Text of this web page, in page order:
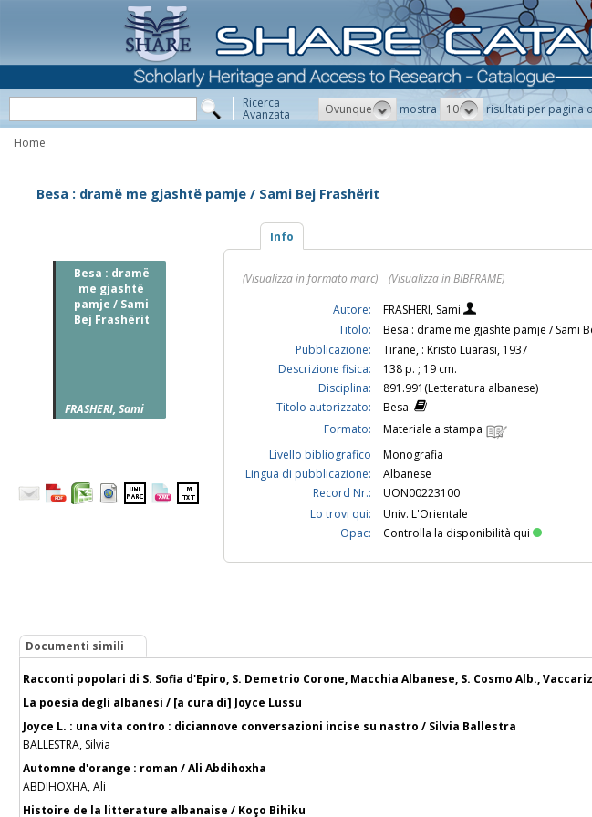
Ricerca
Avanzata Ovunque mostra 10 risultati per pagina
Home
Besa : dramë me gjashtë pamje / Sami Bej Frashërit
Besa : dramë
me gjashtë
pamje / Sami
Bej Frashërit
FRASHERI, Sami
Info
(Visualizza in formato marc)
(Visualizza in BIBFRAME)
Autore:
FRASHERI, Sami
Titolo:
Besa : dramë me gjashtë pamje / Sami
Pubblicazione:
Tiranë, : Kristo Luarasi, 1937
Descrizione fisica:
138 p. ; 19 cm.
Disciplina:
891.991(Letteratura albanese)
Titolo autorizzato:
Besa
Formato:
Materiale a stampa
Livello bibliografico
Monografia
Lingua di pubblicazione:
Albanese
Record Nr.:
UON00223100
Lo trovi qui:
Univ. L'Orientale
Opac:
Controlla la disponibilità qui
Documenti simili
Racconti popolari di S. Sofia d'Epiro, S. Demetrio Corone, Macchia Albanese, S. Cosmo Alb.,
La poesia degli albanesi / [a cura di] Joyce Lussu
Joyce L. : una vita contro : diciannove conversazioni incise su nastro / Silvia Ballestra
BALLESTRA, Silvia
Automne d'orange : roman / Ali Abdihoxha
ABDIHOXHA, Ali
Histoire de la litterature albanaise / Koço Bihiku